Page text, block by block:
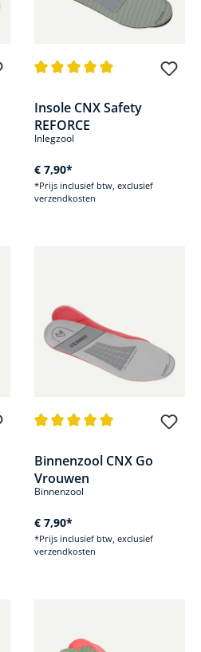
Insole CNX Safety
REFORCE
Inlegzool
€ 7,90*
*Prijs inclusief btw, exclusief
verzendkosten
Binnenzool CNX Go
Vrouwen
Binnenzool
€ 7,90*
*Prijs inclusief btw, exclusief
verzendkosten